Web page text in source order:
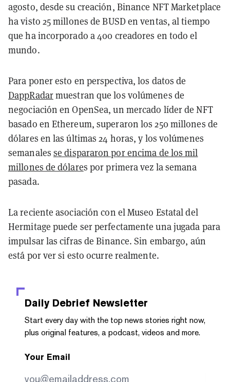
agosto, desde su creación, Binance NFT Marketplace
ha visto 25 millones de BUSD en ventas, al tiempo
que ha incorporado a 400 creadores en todo el
mundo.
Para poner esto en perspectiva, los datos de
DappRadarmuestran que los volúmenes de
negociación en OpenSea, un mercado líder de NFT
basado en Ethereum, superaron los 250 millones de
dólares en las últimas 24 horas, y los volúmenes
semanales se dispararon por encima de los mil
millones de dólares por primera vez la semana
pasada.
La reciente asociación con el Museo Estatal del
Hermitage puede ser perfectamente una jugada para
impulsar las cifras de Binance. Sin embargo, aún
está por ver si esto ocurre realmente.
Daily Debrief Newsletter
Start every day with the top news stories right now,
plus original features, a podcast, videos and more.
Your Email